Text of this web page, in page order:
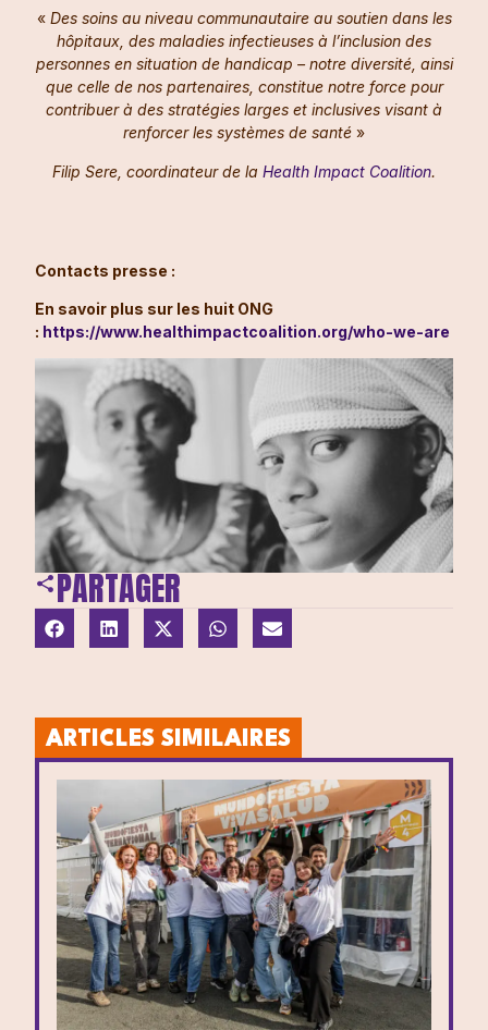
« Des soins au niveau communautaire au soutien dans les
hôpitaux, des maladies infectieuses à l’inclusion des
personnes en situation de handicap – notre diversité, ainsi
que celle de nos partenaires, constitue notre force pour
contribuer à des stratégies larges et inclusives visant à
renforcer les systèmes de santé »
Filip Sere, coordinateur de la Health Impact Coalition.
Contacts presse :
En savoir plus sur les huit ONG
: https://www.healthimpactcoalition.org/who-we-are
PARTAGER
ARTICLES SIMILAIRES